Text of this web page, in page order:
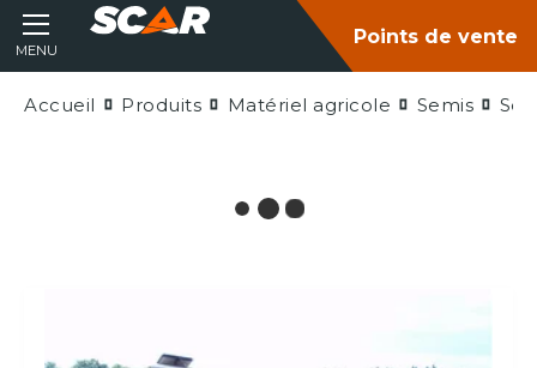
MENU
Points de vente
Accueil Produits Matériel agricole Semis